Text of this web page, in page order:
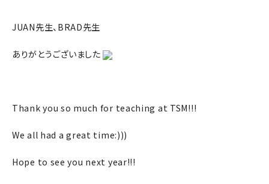
JUAN先生、BRAD先生
ありがとうございました
Thank you so much for teaching at TSM!!!
We all had a great time:)))
Hope to see you next year!!!